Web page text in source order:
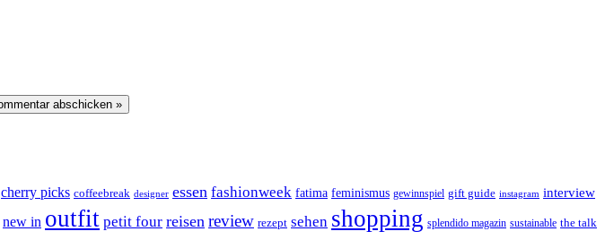
cherry picks coffeebreak designer essen fashionweek fatima feminismus gewinnspiel gift guide instagram interview
new in outfit petit four reisen review rezept sehen shopping splendido magazin sustainable the talk